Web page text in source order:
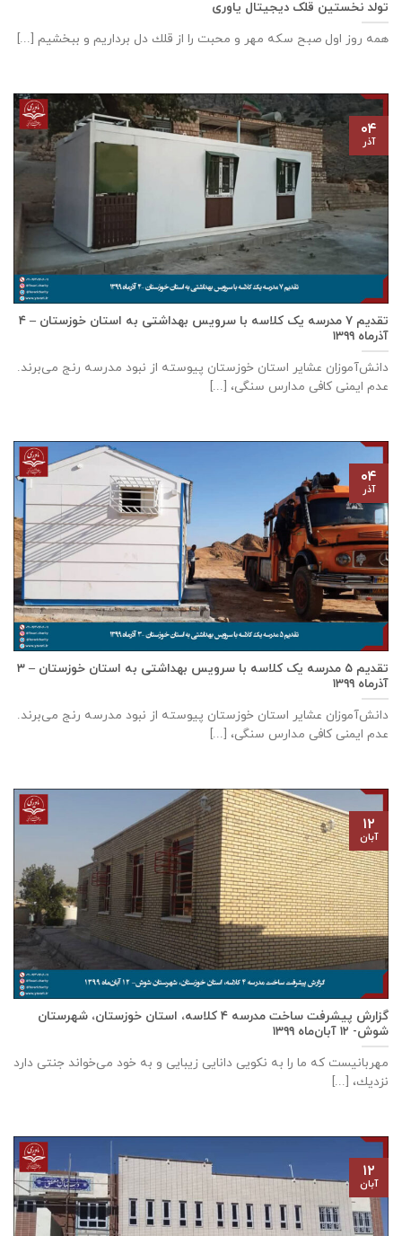
تولد نخستین قلک دیجیتال یاوری
همه روز اول صبح سكه مهر و محبت را از قلك دل برداريم و ببخشيم [...]
تقدیم ۷ مدرسه یک کلاسه با سرويس بهداشتی به استان خوزستان – ۴
آذر‌ماه ۱۳۹۹
دانش‌آموزان عشایر استان خوزستان پيوسته از نبود مدرسه رنج می‌برند.
عدم ایمنی کافی مدارس سنگی، [...]
۰۴
آذر
تقدیم ۵ مدرسه یک کلاسه با سرويس بهداشتی به استان خوزستان – ۳
آذر‌ماه ۱۳۹۹
دانش‌آموزان عشایر استان خوزستان پيوسته از نبود مدرسه رنج می‌برند.
عدم ایمنی کافی مدارس سنگی، [...]
۰۴
آذر
گزارش پیشرفت ساخت مدرسه ٤ كلاسه، استان خوزستان، شهرستان
شوش- ۱۲ آبان‌ماه ۱۳۹۹
مهربانيست كه ما را به نكويی دانايی زيبايی و به خود می‌خواند جنتی دارد
نزديك، [...]
۱۲
آبان
۱۲
آبان